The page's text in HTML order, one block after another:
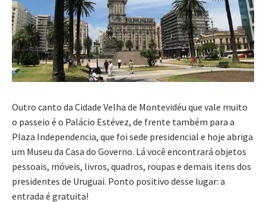
Outro canto da Cidade Velha de Montevidéu que vale muito
o passeio é o Palácio Estévez, de frente também para a
Plaza Independencia, que foi sede presidencial e hoje abriga
um Museu da Casa do Governo. Lá você encontrará objetos
pessoais, móveis, livros, quadros, roupas e demais itens dos
presidentes de Uruguai. Ponto positivo desse lugar: a
entrada é gratuita!